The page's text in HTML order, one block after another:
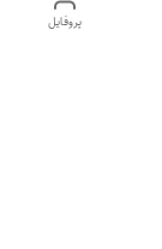
پروفایل